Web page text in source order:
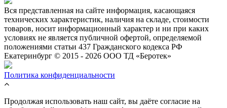
Вся представленная на сайте информация, касающаяся
технических характеристик, наличия на складе, стоимости
товаров, носит информационный характер и ни при каких
условиях не является публичной офертой, определяемой
положениями статьи 437 Гражданского кодекса РФ
Екатеринбург © 2015 - 2026 ООО ТД «Беротек»
Политика конфиденциальности
Продолжая использовать наш сайт, вы даёте согласие на